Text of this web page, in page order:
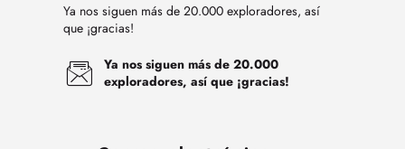
Ya nos siguen más de 20.000 exploradores, así
que ¡gracias!
Ya nos siguen más de 20.000
exploradores, así que ¡gracias!